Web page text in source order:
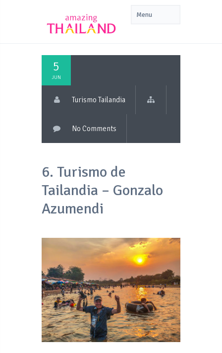
5
JUN
Turismo Tailandia
No Comments
6. Turismo de
Tailandia – Gonzalo
Azumendi